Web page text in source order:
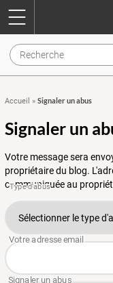
Accueil » Signaler un abus
Signaler un
Votre message sera
propriétaire du blog.
communiquée au